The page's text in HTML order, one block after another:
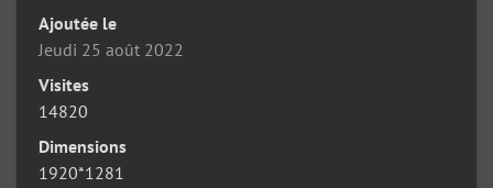
Ajoutée le
Jeudi 25 août 2022
Visites
14820
Dimensions
1920*1281